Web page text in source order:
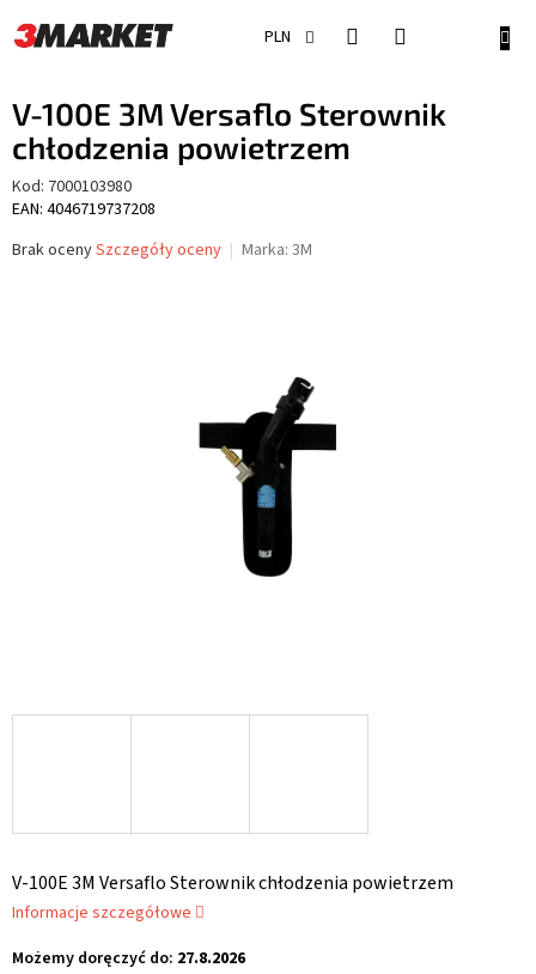
do
treści
PLN
V-100E 3M Versaflo Sterownik
chłodzenia powietrzem
Kod: 7000103980
EAN: 4046719737208
Średnia
Brak ocenySzczegóły oceny Marka: 3M
Możemy doręczyć do: 27.8.2026
V-100E 3M Versaflo Sterownik chłodzenia powietrzem
Informacje szczegółowe